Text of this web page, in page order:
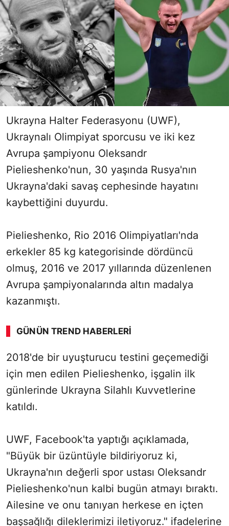
Ukrayna Halter Federasyonu (UWF),
Ukraynalı Olimpiyat sporcusu ve iki kez
Avrupa şampiyonu Oleksandr
Pielieshenko'nun, 30 yaşında Rusya'nın
Ukrayna'daki savaş cephesinde hayatını
kaybettiğini duyurdu.
Pielieshenko, Rio 2016 Olimpiyatları'nda
erkekler 85 kg kategorisinde dördüncü
olmuş, 2016 ve 2017 yıllarında düzenlenen
Avrupa şampiyonalarında altın madalya
kazanmıştı.
GÜNÜN TREND HABERLERI
00:01 / 06:57
Sesi Aç
2018'de bir uyuşturucu testini geçemediği
için men edilen Pielieshenko, işgalin ilk
günlerinde Ukrayna Silahlı Kuvvetlerine
katıldı.
UWF, Facebook'ta yaptığı açıklamada,
"Büyük bir üzüntüyle bildiriyoruz ki,
Ukrayna'nın değerli spor ustası Oleksandr
Pielieshenko'nun kalbi bugün atmayı bıraktı.
Ailesine ve onu tanıyan herkese en içten
başsağlığı dileklerimizi iletiyoruz." ifadelerine